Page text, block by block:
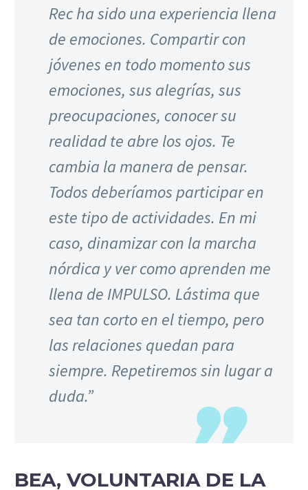
Rec ha sido una experiencia llena
de emociones. Compartir con
jóvenes en todo momento sus
emociones, sus alegrías, sus
preocupaciones, conocer su
realidad te abre los ojos. Te
cambia la manera de pensar.
Todos deberíamos participar en
este tipo de actividades. En mi
caso, dinamizar con la marcha
nórdica y ver como aprenden me
llena de IMPULSO. Lástima que
sea tan corto en el tiempo, pero
las relaciones quedan para
siempre. Repetiremos sin lugar a
duda.”
BEA, VOLUNTARIA DE LA